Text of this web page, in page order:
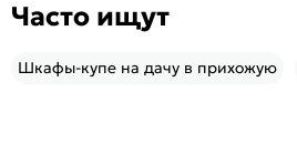
Часто ищут
Шкафы-купе на дачу в прихожую